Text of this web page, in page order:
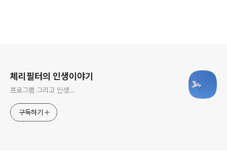
체리필터의 인생이야기
프로그램 그리고 인생...
구독하기